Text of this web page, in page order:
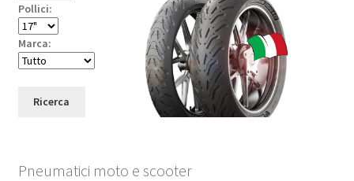
Pollici:
Marca:
Ricerca
Pneumatici moto e scooter